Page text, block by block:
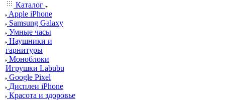
Каталог
Apple iPhone
Samsung Galaxy
Умные часы
Наушники и
гарнитуры
Моноблоки
Игрушки Labubu
Google Pixel
Дисплеи iPhone
Красота и здоровье